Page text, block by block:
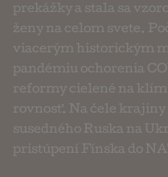
prekážky a stala sa
ženy na celom svete.
viacerým historickým
pandémiu ochorenia
reformy cielené na
rovnosť. Na čele krajiny
susedného Ruska na
pristúpení Fínska do